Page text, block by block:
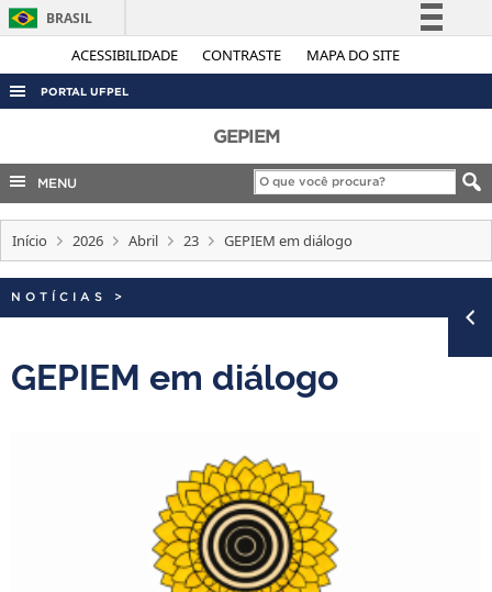
ACESSIBILIDADE CONTRASTE MAPA DO SITE
BRASIL
Simplifique!
Legislação
Canais
PORTAL UFPEL
AUDITORIA
COBALTO
CONCURSOS
EDITAIS
INTERNACIONAL
PORTARIAS
GEPIEM
MENU
Início 2026 Abril 23 GEPIEM em diálogo
NOTÍCIAS >
GEPIEM em diálogo